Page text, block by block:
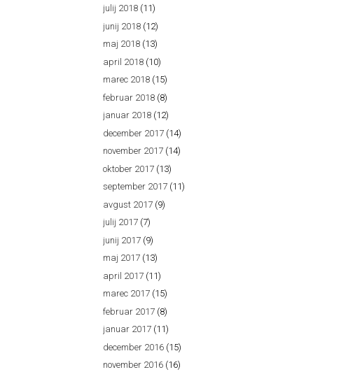
julij 2018 (11)
junij 2018 (12)
maj 2018 (13)
april 2018 (10)
marec 2018 (15)
februar 2018 (8)
januar 2018 (12)
december 2017 (14)
november 2017 (14)
oktober 2017 (13)
september 2017 (11)
avgust 2017 (9)
julij 2017 (7)
junij 2017 (9)
maj 2017 (13)
april 2017 (11)
marec 2017 (15)
februar 2017 (8)
januar 2017 (11)
december 2016 (15)
november 2016 (16)